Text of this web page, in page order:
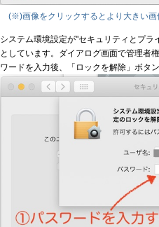
(※)画像をクリックするとより大きい画
システム環境設定が"セキュリティとプラ
としています。ダイアログ画面で管理者
ワードを入力後、「ロックを解除」ボタ